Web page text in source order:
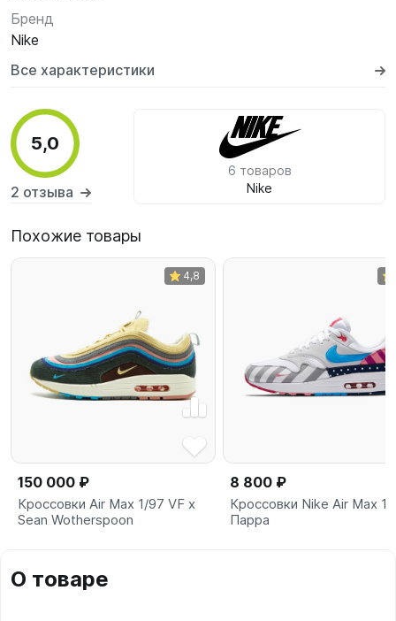
Бренд
Nike
Все характеристики
5,0
2 отзыва
6 товаров
Nike
Похожие товары
4,8
150 000 ₽
Кроссовки Air Max 1/97 VF x
Sean Wotherspoon
8 800 ₽
Кроссовки Nike Air Max 1
Парра
О товаре